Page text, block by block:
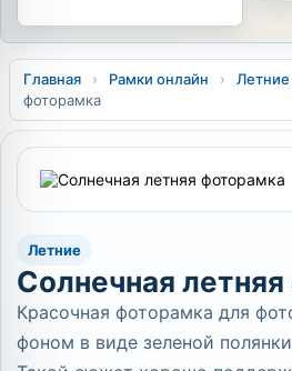
Главная › Рамки онлайн › Летние
фоторамка
Летние
Солнечная
Красочная фоторамка для
фоном в виде зеленой